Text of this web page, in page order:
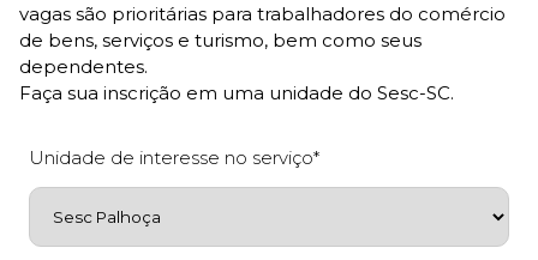
vagas são prioritárias para trabalhadores do comércio
de bens, serviços e turismo, bem como seus
dependentes.
Faça sua inscrição em uma unidade do Sesc-SC.
Unidade de interesse no serviço*